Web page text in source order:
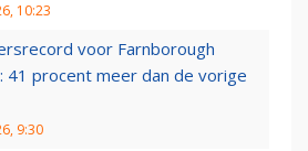
10:23
voor Farnborough
41 procent meer dan de vorige
9:30